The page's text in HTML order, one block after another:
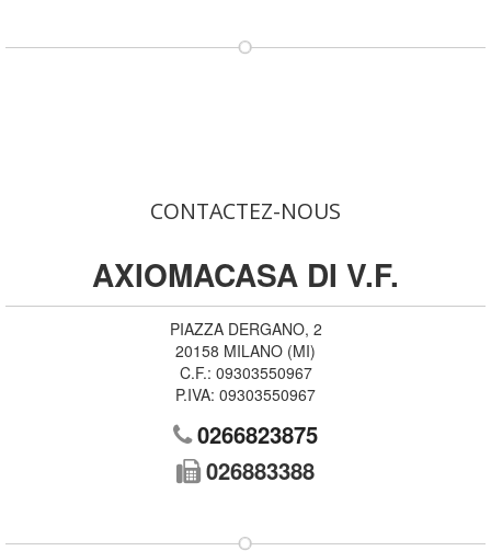
CONTACTEZ-NOUS
AXIOMACASA DI V.F.
PIAZZA DERGANO, 2
20158 MILANO (MI)
C.F.: 09303550967
P.IVA: 09303550967
0266823875
026883388